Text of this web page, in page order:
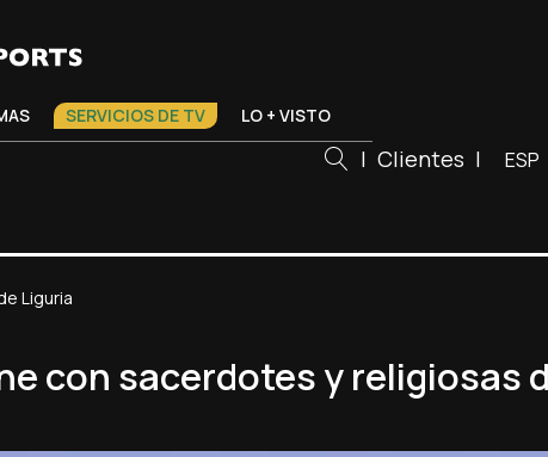
SERVICIOS DE TV LO + VISTO
| Clientes | ESP
Liguria
con sacerdotes y religiosas